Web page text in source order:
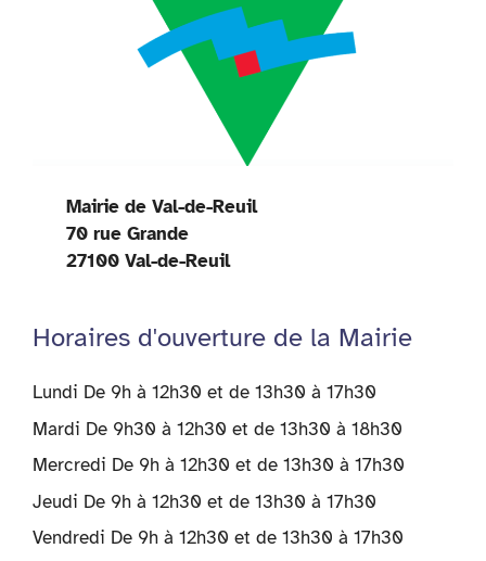
Mairie de Val-de-Reuil
70 rue Grande
27100 Val-de-Reuil
Horaires d'ouverture de la Mairie
Lundi De 9h à 12h30 et de 13h30 à 17h30
Mardi De 9h30 à 12h30 et de 13h30 à 18h30
Mercredi De 9h à 12h30 et de 13h30 à 17h30
Jeudi De 9h à 12h30 et de 13h30 à 17h30
Vendredi De 9h à 12h30 et de 13h30 à 17h30